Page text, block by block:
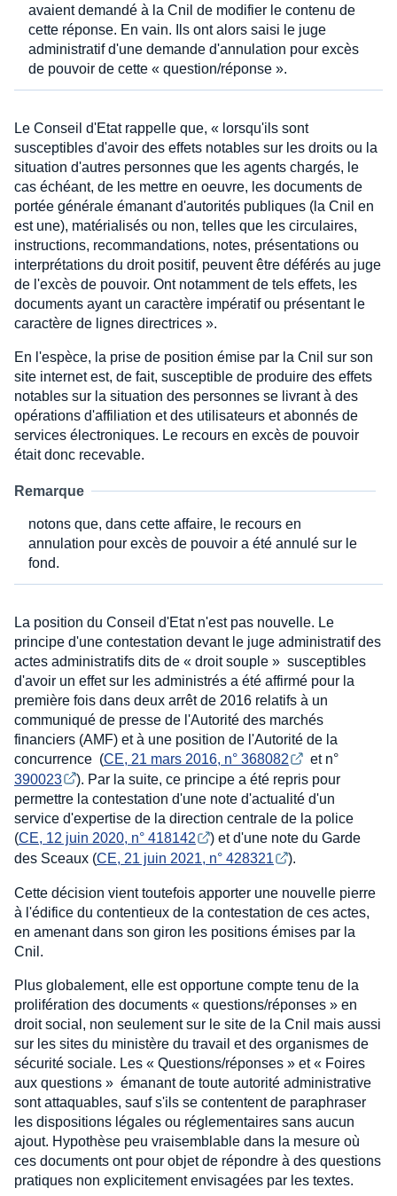
avaient demandé à la Cnil de modifier le contenu de
cette réponse. En vain. Ils ont alors saisi le juge
administratif d'une demande d'annulation pour excès
de pouvoir de cette « question/réponse ».
Le Conseil d'Etat rappelle que, « lorsqu'ils sont
susceptibles d'avoir des effets notables sur les droits ou la
situation d'autres personnes que les agents chargés, le
cas échéant, de les mettre en oeuvre, les documents de
portée générale émanant d'autorités publiques (la Cnil en
est une), matérialisés ou non, telles que les circulaires,
instructions, recommandations, notes, présentations ou
interprétations du droit positif, peuvent être déférés au juge
de l'excès de pouvoir. Ont notamment de tels effets, les
documents ayant un caractère impératif ou présentant le
caractère de lignes directrices ».
En l'espèce, la prise de position émise par la Cnil sur son
site internet est, de fait, susceptible de produire des effets
notables sur la situation des personnes se livrant à des
opérations d'affiliation et des utilisateurs et abonnés de
services électroniques. Le recours en excès de pouvoir
était donc recevable.
Remarque
notons que, dans cette affaire, le recours en
annulation pour excès de pouvoir a été annulé sur le
fond.
La position du Conseil d'Etat n'est pas nouvelle. Le
principe d'une contestation devant le juge administratif des
actes administratifs dits de « droit souple » susceptibles
d'avoir un effet sur les administrés a été affirmé pour la
première fois dans deux arrêt de 2016 relatifs à un
communiqué de presse de l'Autorité des marchés
financiers (AMF) et à une position de l'Autorité de la
concurrence (CE, 21 mars 2016, n° 368082
et n°
390023
). Par la suite, ce principe a été repris pour
permettre la contestation d'une note d'actualité d'un
service d'expertise de la direction centrale de la police
(CE, 12 juin 2020, n° 418142
) et d'une note du Garde
des Sceaux (CE, 21 juin 2021, n° 428321 ).
Cette décision vient toutefois apporter une nouvelle pierre
à l'édifice du contentieux de la contestation de ces actes,
en amenant dans son giron les positions émises par la
Cnil.
Plus globalement, elle est opportune compte tenu de la
prolifération des documents « questions/réponses » en
droit social, non seulement sur le site de la Cnil mais aussi
sur les sites du ministère du travail et des organismes de
sécurité sociale. Les « Questions/réponses » et « Foires
aux questions » émanant de toute autorité administrative
sont attaquables, sauf s'ils se contentent de paraphraser
les dispositions légales ou réglementaires sans aucun
ajout. Hypothèse peu vraisemblable dans la mesure où
ces documents ont pour objet de répondre à des questions
pratiques non explicitement envisagées par les textes.